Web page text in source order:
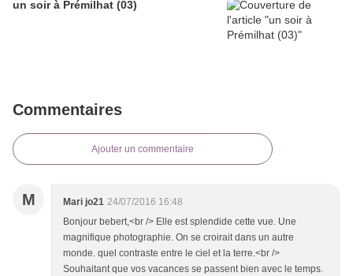
un soir à Prémilhat (03)
Commentaires
Ajouter un commentaire
M Mari jo21 24/07/2016 16:48
Bonjour bebert,<br /> Elle est splendide cette vue. Une
magnifique photographie. On se croirait dans un autre
monde. quel contraste entre le ciel et la terre.<br />
Souhaitant que vos vacances se passent bien avec le temps.